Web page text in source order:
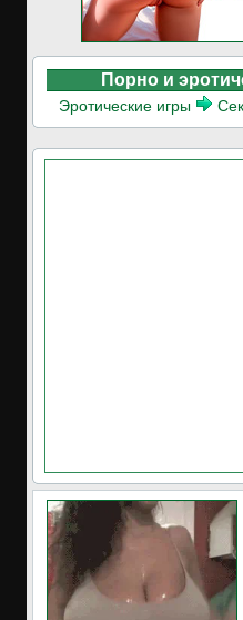
Порно и
Эротические игры